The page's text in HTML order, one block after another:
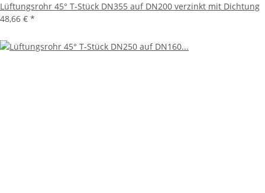
Lüftungsrohr 45° T-Stück DN355 auf DN200 verzinkt mit Dichtung
48,66 € *